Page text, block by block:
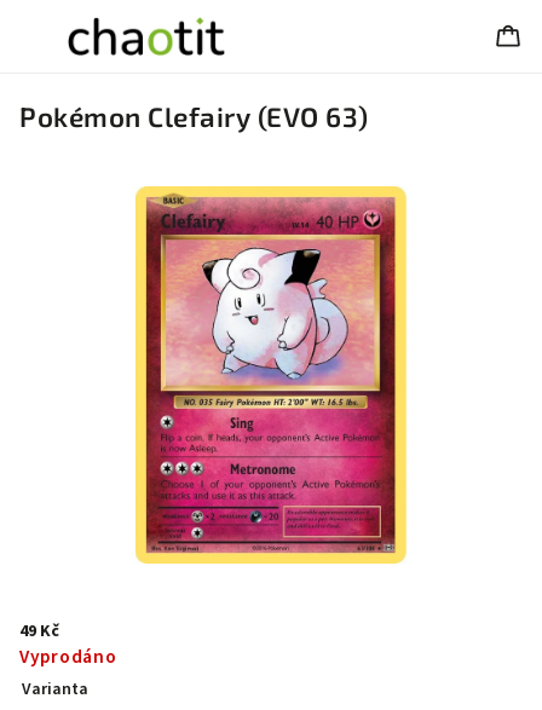
Pokémon Clefairy (EVO 63)
49 Kč
Vyprodáno
Varianta